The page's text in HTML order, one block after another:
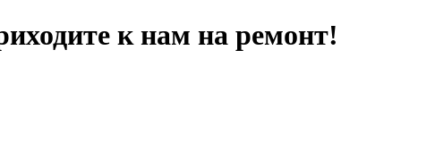
к нам на ремонт!